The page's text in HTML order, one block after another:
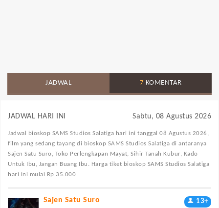
JADWAL 7 KOMENTAR
JADWAL HARI INI Sabtu, 08 Agustus 2026
Jadwal bioskop SAMS Studios Salatiga hari ini tanggal 08 Agustus 2026,
film yang sedang tayang di bioskop SAMS Studios Salatiga di antaranya
Sajen Satu Suro, Toko Perlengkapan Mayat, Sihir Tanah Kubur, Kado
Untuk Ibu, Jangan Buang Ibu. Harga tiket bioskop SAMS Studios Salatiga
hari ini mulai Rp 35.000
Sajen Satu Suro 13+